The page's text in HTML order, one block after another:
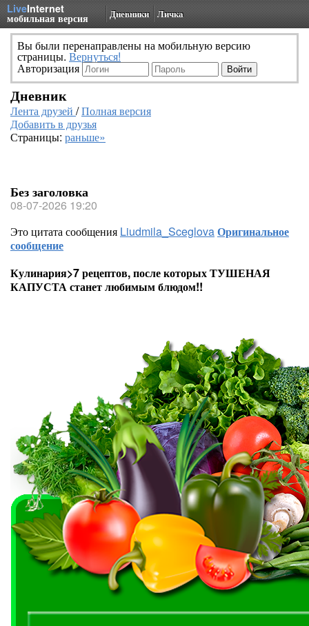
LiveInternet
мобильная версия Дневники Личка
Вы были перенаправлены на мобильную версию
страницы. Вернуться!
Авторизация
Дневник
Лента друзей /Полная версия
Добавить в друзья
Страницы: раньше»
Без заголовка
08-07-2026 19:20
Это цитата сообщения Liudmila_SceglovaОригинальное
сообщение
Кулинария>7 рецептов, после которых ТУШЕНАЯ
КАПУСТА станет любимым блюдом!!